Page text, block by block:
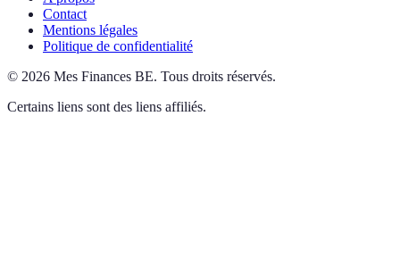
Contact
Mentions légales
Politique de confidentialité
© 2026 Mes Finances BE. Tous droits réservés.
Certains liens sont des liens affiliés.